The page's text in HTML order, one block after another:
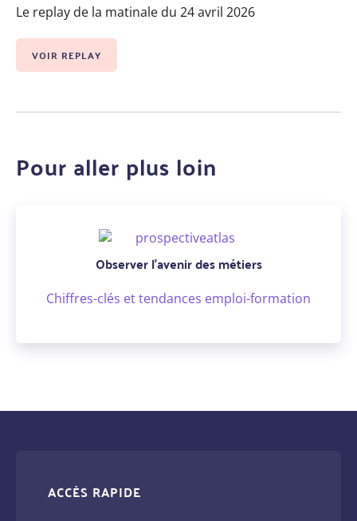
Le replay de la matinale du 24 avril 2026
VOIR REPLAY
Pour aller plus loin
Observer l'avenir des métiers
Chiffres-clés et tendances emploi-formation
ACCÈS RAPIDE